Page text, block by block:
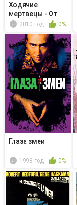
Ходячие
мертвецы - От
начала и до
2010 год 0%
Глаза змеи
1998 год 0%